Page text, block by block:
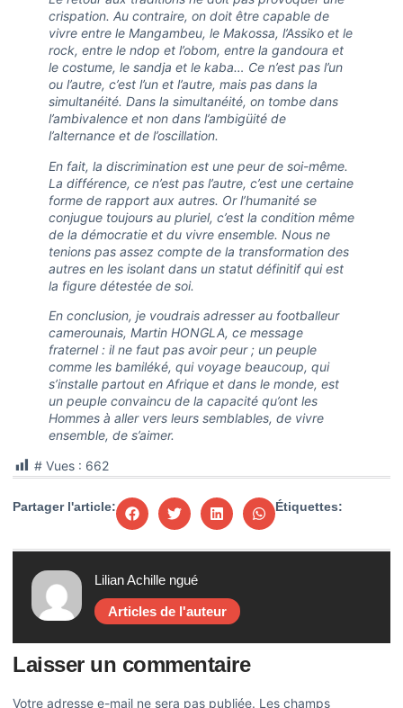
crispation. Au contraire, on doit être capable de
vivre entre le Mangambeu, le Makossa, l’Assiko et le
rock, entre le ndop et l’obom, entre la gandoura et
le costume, le sandja et le kaba… Ce n’est pas l’un
ou l’autre, c’est l’un et l’autre, mais pas dans la
simultanéité. Dans la simultanéité, on tombe dans
l’ambivalence et non dans l’ambigüité de
l’alternance et de l’oscillation.
En fait, la discrimination est une peur de soi-même.
La différence, ce n’est pas l’autre, c’est une certaine
forme de rapport aux autres. Or l’humanité se
conjugue toujours au pluriel, c’est la condition même
de la démocratie et du vivre ensemble. Nous ne
tenions pas assez compte de la transformation des
autres en les isolant dans un statut définitif qui est
la figure détestée de soi.
En conclusion, je voudrais adresser au footballeur
camerounais, Martin HONGLA, ce message
fraternel : il ne faut pas avoir peur ; un peuple
comme les bamiléké, qui voyage beaucoup, qui
s’installe partout en Afrique et dans le monde, est
un peuple convaincu de la capacité qu’ont les
Hommes à aller vers leurs semblables, de vivre
ensemble, de s’aimer.
# Vues : 662
Partager l'article: Étiquettes:
Lilian Achille ngué
Articles de l'auteur
Laisser un commentaire
Votre adresse e-mail ne sera pas publiée. Les champs